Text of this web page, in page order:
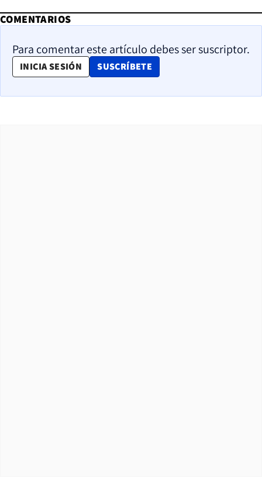
COMENTARIOS
Para comentar este artículo debes ser suscriptor.
INICIA SESIÓN SUSCRÍBETE
OPENS IN NEW WINDOW